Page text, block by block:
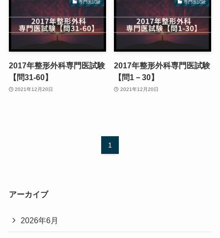
専門医試験
2017年整形外科専門医試験
【問31-60】
2021年12月20日
専門医試験
2017年整形外科専門医試験
【問1－30】
2021年12月20日
1
アーカイブ
2026年6月